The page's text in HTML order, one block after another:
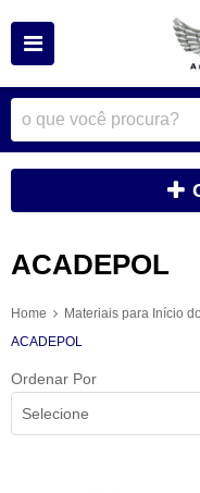
ACADEPOL
Home
Materiais para Início
ACADEPOL
Ordenar Por
Selecione